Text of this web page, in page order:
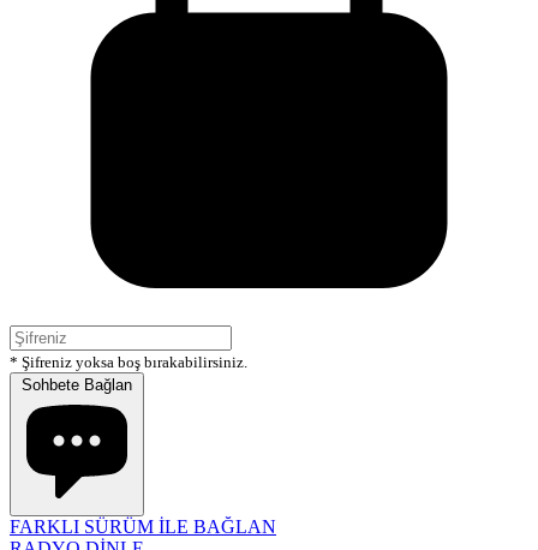
* Şifreniz yoksa boş bırakabilirsiniz.
Sohbete Bağlan
FARKLI SÜRÜM İLE BAĞLAN